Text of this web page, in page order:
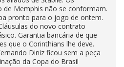
de Memphis não se conformam.
pronto para o jogo de ontem.
do novo contrato
Garantia bancária de que
que o Corinthians lhe deve.
Diniz ficou sem a peça
da Copa do Brasil